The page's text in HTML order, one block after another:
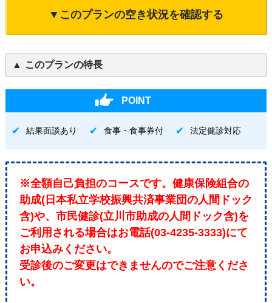
▼このプランの空き状況を確認する
このプランの特長
POINT
結果面談あり 食事・食事券付 法定健診対応
※全額自己負担のコースです。健康保険組合の
助成(日本私立学校振興共済事業団の人間ドック
含)や、市民健診(立川市助成の人間ドック含)を
ご利用される場合はお電話(03-4235-3333)にて
お申込みください。
受診後のご変更はできませんのでご注意くださ
い。